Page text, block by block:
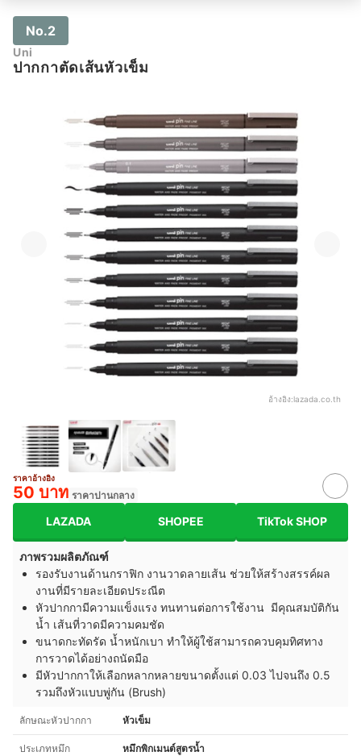
No.2
Uni
ปากกาตัดเส้นหัวเข็ม
อ้างอิง:lazada.co.th
ราคาอ้างอิง
50 บาท ราคาปานกลาง
LAZADA SHOPEE TikTok SHOP
ภาพรวมผลิตภัณฑ์
รองรับงานด้านกราฟิก งานวาดลายเส้น ช่วยให้สร้างสรรค์ผล
งานที่มีรายละเอียดประณีต
หัวปากกามีความแข็งแรง ทนทานต่อการใช้งาน มีคุณสมบัติกัน
น้ำ เส้นที่วาดมีความคมชัด
ขนาดกะทัดรัด น้ำหนักเบา ทำให้ผู้ใช้สามารถควบคุมทิศทาง
การวาดได้อย่างถนัดมือ
มีหัวปากกาให้เลือกหลากหลายขนาดตั้งแต่ 0.03 ไปจนถึง 0.5
รวมถึงหัวแบบพู่กัน (Brush)
ลักษณะหัวปากกา หัวเข็ม
ประเภทหมึก หมึกพิกเมนต์สูตรน้ำ